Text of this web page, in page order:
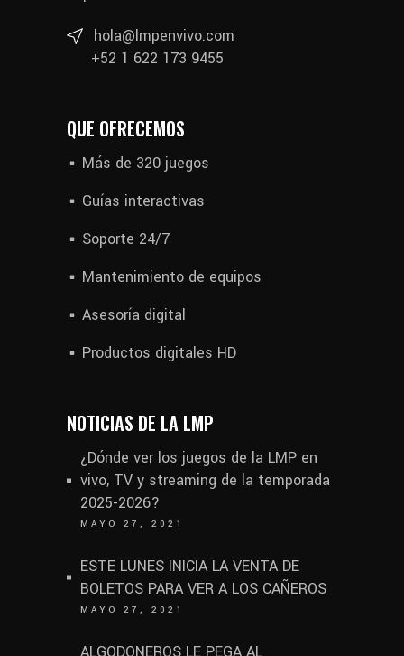
hola@lmpenvivo.com
+52 1 622 173 9455
QUE OFRECEMOS
Más de 320 juegos
Guías interactivas
Soporte 24/7
Mantenimiento de equipos
Asesoría digital
Productos digitales HD
NOTICIAS DE LA LMP
¿Dónde ver los juegos de la LMP en
vivo, TV y streaming de la temporada
2025-2026?
MAYO 27, 2021
ESTE LUNES INICIA LA VENTA DE
BOLETOS PARA VER A LOS CAÑEROS
MAYO 27, 2021